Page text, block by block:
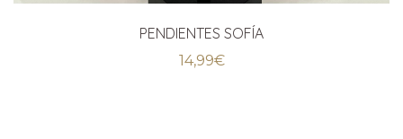
PENDIENTES SOFÍA
14,99€